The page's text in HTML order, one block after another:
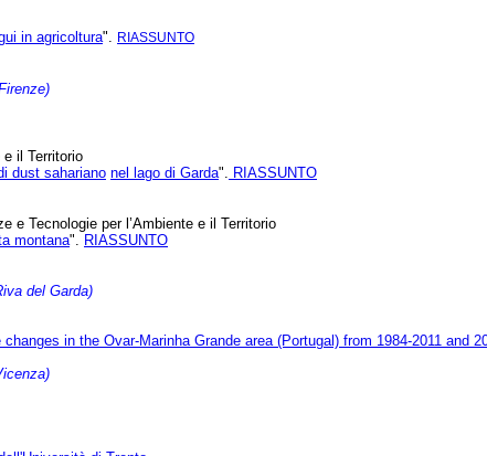
in agricoltura". RIASSUNTO
il Territorio
dust sahariano nel lago di Garda". RIASSUNTO
e Tecnologie per l’Ambiente e il Territorio
montana". RIASSUNTO
del Garda)
in the Ovar-Marinha Grande area (Portugal) from 1984-2011 and